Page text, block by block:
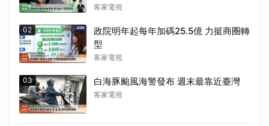
客家電視
02
政院明年起每年加碼25.5億 力挺商圈轉
型
客家電視
03 白海豚颱風海警發布 週末最靠近臺灣
客家電視